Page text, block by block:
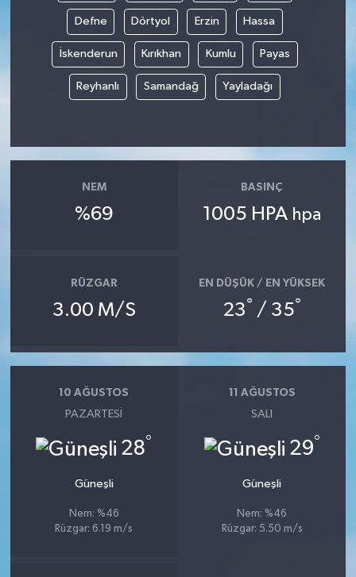
Defne Dörtyol Erzin Hassa
İskenderun Kırıkhan Kumlu Payas
Reyhanlı Samandağ Yayladağı
NEM
%69
BASINÇ
1005 HPA hpa
RÜZGAR
3.00 M/S
EN DÜŞÜK / EN YÜKSEK
23° / 35°
10 AĞUSTOS
PAZARTESI
28°
Güneşli
Nem: %46
Rüzgar: 6.19 m/s
11 AĞUSTOS
SALI
29°
Güneşli
Nem: %46
Rüzgar: 5.50 m/s